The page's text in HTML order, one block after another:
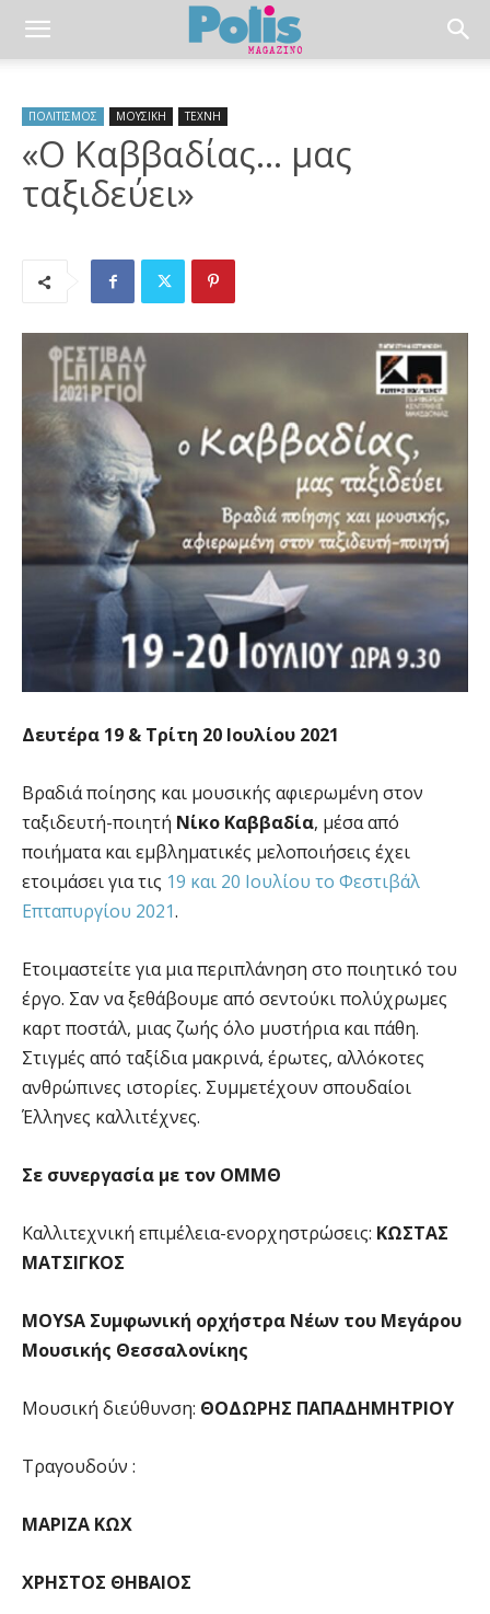
ΠΟΛΙΤΙΣΜΟΣ ΜΟΥΣΙΚΗ ΤΕΧΝΗ
«Ο Καββαδίας… μας
ταξιδεύει»
Δευτέρα 19 & Τρίτη 20 Ιουλίου 2021
Βραδιά ποίησης και μουσικής αφιερωμένη στον
ταξιδευτή-ποιητή Νίκο Καββαδία, μέσα από
ποιήματα και εμβληματικές μελοποιήσεις έχει
ετοιμάσει για τις 19 και 20 Ιουλίου το Φεστιβάλ
Επταπυργίου 2021.
Ετοιμαστείτε για μια περιπλάνηση στο ποιητικό του
έργο. Σαν να ξεθάβουμε από σεντούκι πολύχρωμες
καρτ ποστάλ, μιας ζωής όλο μυστήρια και πάθη.
Στιγμές από ταξίδια μακρινά, έρωτες, αλλόκοτες
ανθρώπινες ιστορίες. Συμμετέχουν σπουδαίοι
Έλληνες καλλιτέχνες.
Σε συνεργασία με τον ΟΜΜΘ
Καλλιτεχνική επιμέλεια-ενορχηστρώσεις: ΚΩΣΤΑΣ
ΜΑΤΣΙΓΚΟΣ
MOYSA Συμφωνική ορχήστρα Νέων του Μεγάρου
Μουσικής Θεσσαλονίκης
Μουσική διεύθυνση: ΘΟΔΩΡΗΣ ΠΑΠΑΔΗΜΗΤΡΙΟΥ
Τραγουδούν :
ΜΑΡΙΖΑ ΚΩΧ
ΧΡΗΣΤΟΣ ΘΗΒΑΙΟΣ